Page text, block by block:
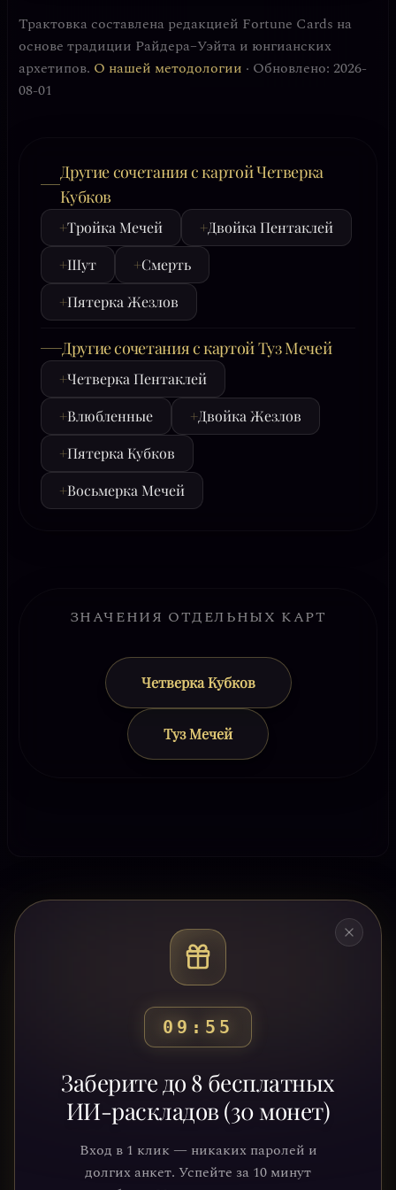
Трактовка составлена редакцией Fortune Cards на
основе традиции Райдера–Уэйта и юнгианских
архетипов. О нашей методологии · Обновлено: 2026-
08-01
Другие сочетания с картой Четверка
Кубков
+Тройка Мечей +Двойка Пентаклей
+Шут +Смерть
+Пятерка Жезлов
Другие сочетания с картой Туз Мечей
+Четверка Пентаклей
+Влюбленные +Двойка Жезлов
+Пятерка Кубков
+Восьмерка Мечей
ЗНАЧЕНИЯ ОТДЕЛЬНЫХ КАРТ
Четверка Кубков
Туз Мечей
09:52
Заберите до 8 бесплатных
ИИ-раскладов (30 монет)
Вход в 1 клик — никаких паролей и
долгих анкет. Успейте за 10 минут
Готовы узнать свой
путь?
Присоединяйтесь к тысячам людей,
которые обрели ясность и понимание